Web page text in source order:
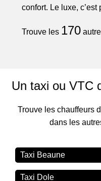
confort. Le luxe, c’est
Trouve les 170
Un taxi ou VTC
Trouve les chauffeurs
dans les
Taxi Beaune
Taxi Dole